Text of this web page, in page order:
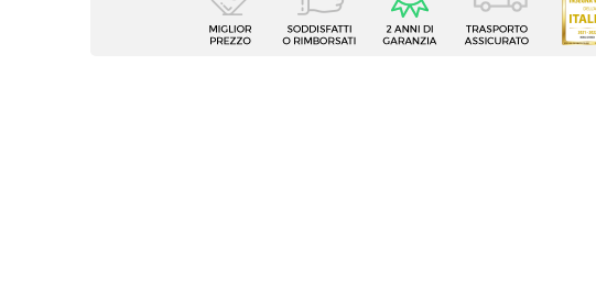
Sedia
Kerim